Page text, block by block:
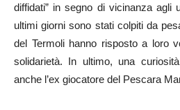
diffidati” in segno di vicinanza agli
ultimi giorni sono stati colpiti da
del Termoli hanno risposto a loro
solidarietà. In ultimo, una
anche l’ex giocatore del Pescara